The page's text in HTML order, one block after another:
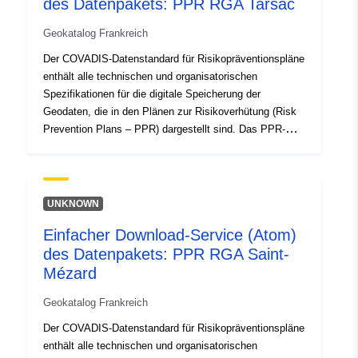
des Datenpakets: PPR RGA Tarsac
Geokatalog Frankreich
Der COVADIS-Datenstandard für Risikopräventionspläne
enthält alle technischen und organisatorischen
Spezifikationen für die digitale Speicherung der
Geodaten, die in den Plänen zur Risikoverhütung (Risk
Prevention Plans – PPR) dargestellt sind. Das PPR-
Waldes vor Bränden und die Verhütung schwerer
Gefahren. Die Ausarbeitung eines PPR fällt in die
entschieden.
UNKNOWN
Einfacher Download-Service (Atom)
des Datenpakets: PPR RGA Saint-
Mézard
Geokatalog Frankreich
Der COVADIS-Datenstandard für Risikopräventionspläne
enthält alle technischen und organisatorischen